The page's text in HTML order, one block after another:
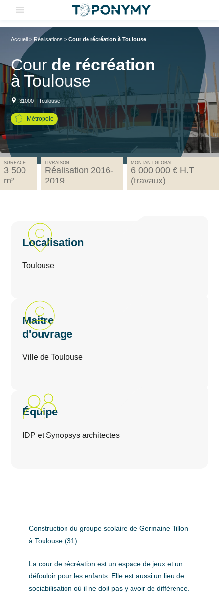
Accueil > Réalisations >Cour de récréation à Toulouse
Cour de récréation
à Toulouse
31000 - Toulouse
Métropole
SURFACE
3 500
m²
LIVRAISON
Réalisation 2016-
2019
MONTANT GLOBAL
6 000 000 € H.T
(travaux)
Localisation
Toulouse
Maitre
d'ouvrage
Ville de Toulouse
Équipe
IDP et Synopsys architectes
Construction du groupe scolaire de Germaine Tillon
à Toulouse (31).
La cour de récréation est un espace de jeux et un
défouloir pour les enfants. Elle est aussi un lieu de
sociabilisation où il ne doit pas y avoir de différence.